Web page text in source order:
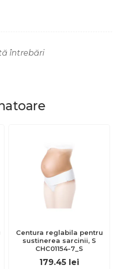
întrebări
Centura reglabila pentru
sustinerea sarcinii, S
CHC01154-7_S
179.45 lei